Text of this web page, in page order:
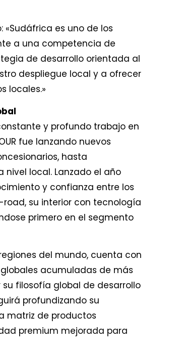
«Sudáfrica es uno de los
a una competencia de
de desarrollo orientada al
despliegue local y a ofrecer
locales.»
y profundo trabajo en
fue lanzando nuevos
hasta
local. Lanzado el año
y confianza entre los
su interior con tecnología
primero en el segmento
del mundo, cuenta con
acumuladas de más
filosofía global de desarrollo
profundizando su
matriz de productos
premium mejorada para